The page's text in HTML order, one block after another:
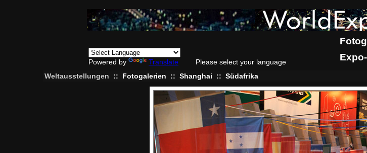
Powered by Translate Please select your language
Weltausstellungen :: Fotogalerien :: Shanghai :: Südafrika